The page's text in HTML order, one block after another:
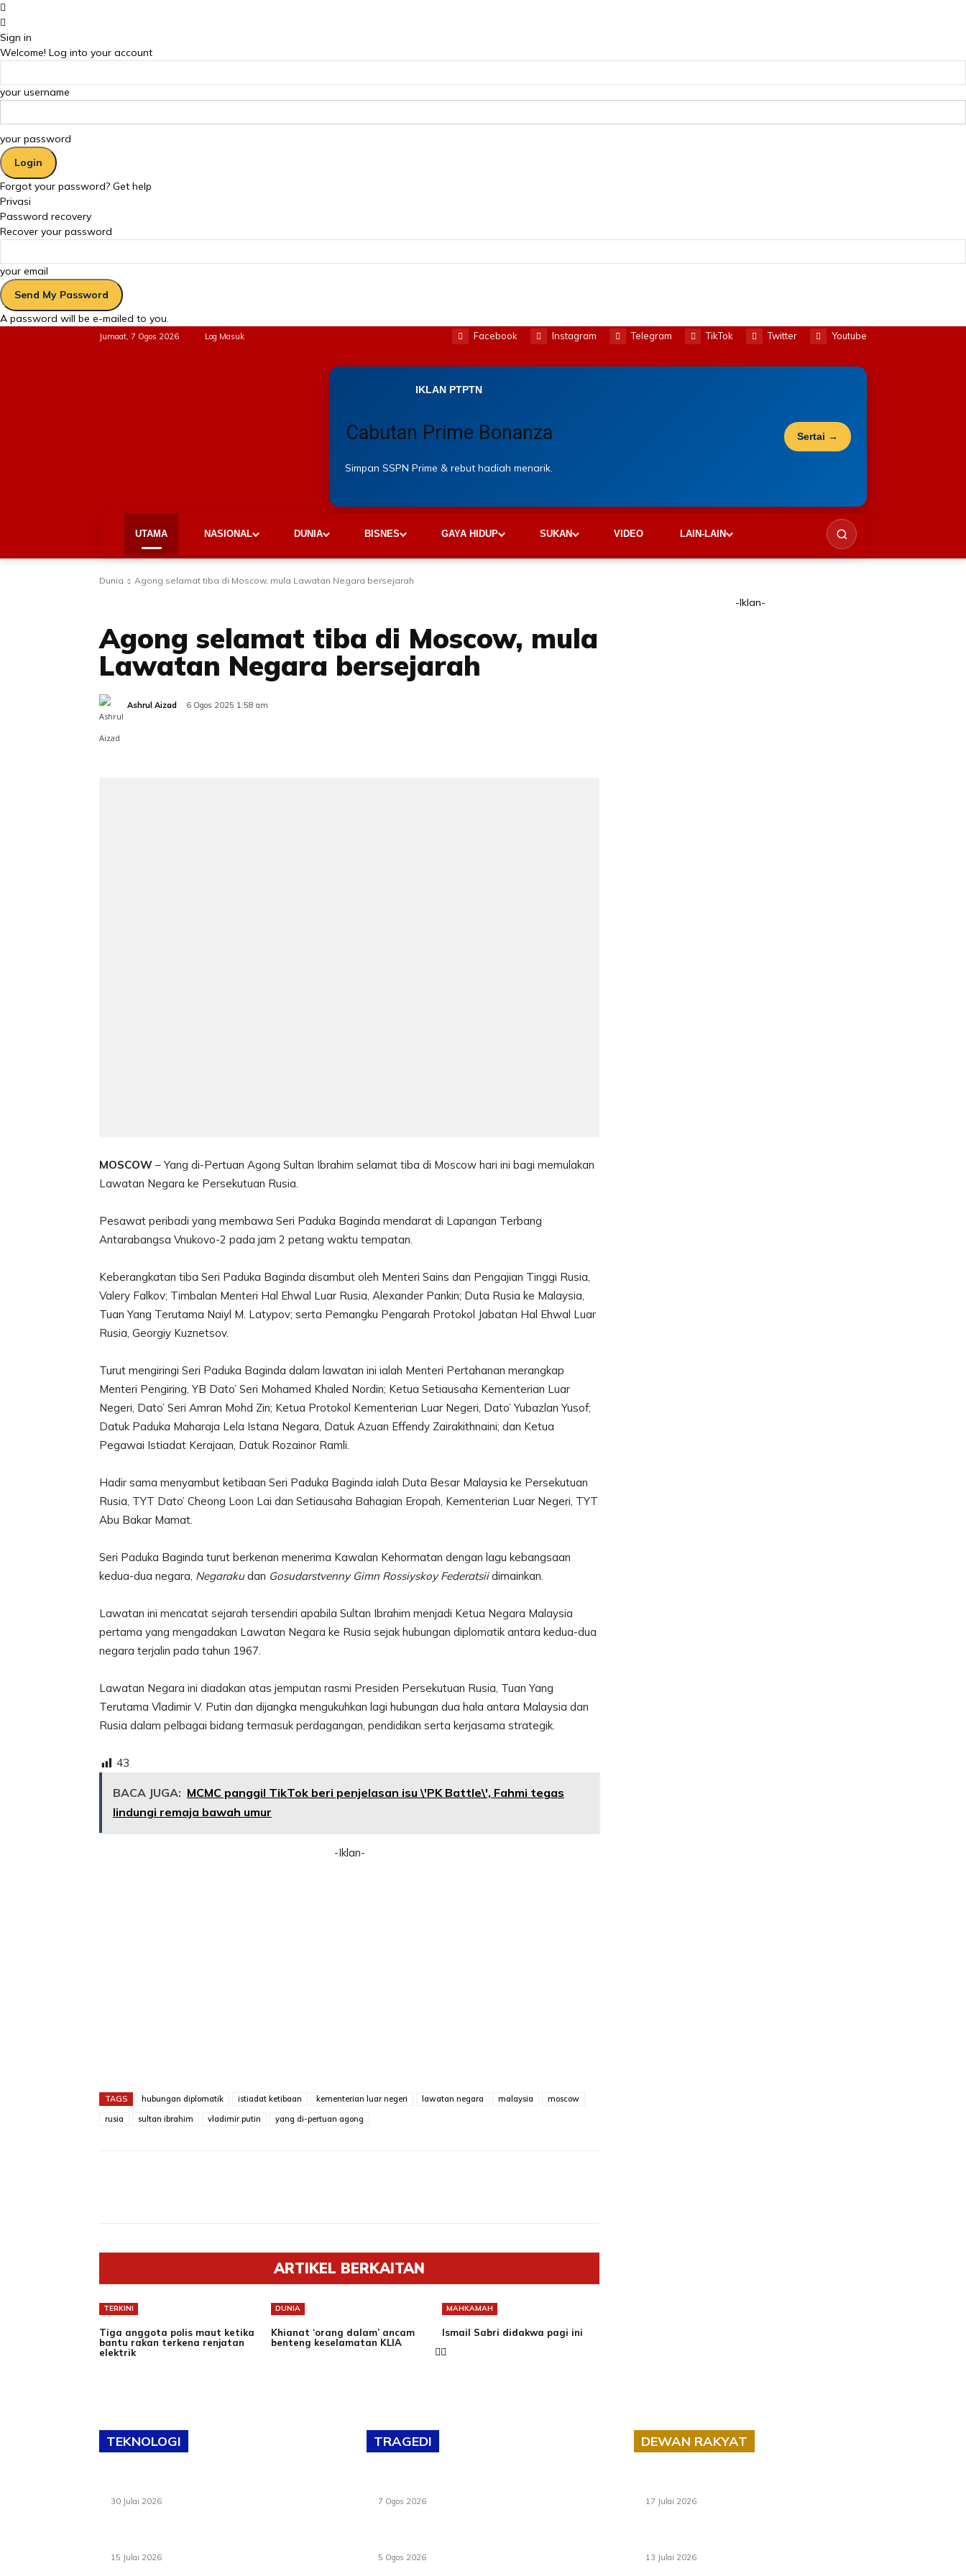
Sign in
Welcome! Log into your account
your username
your password
Forgot your password? Get help
Privasi
Password recovery
Recover your password
your email
A password will be e-mailed to you.
Jumaat, 7 Ogos 2026 Log Masuk Facebook Instagram Telegram TikTok Twitter Youtube
IKLAN PTPTN
Cabutan Prime Bonanza
Simpan SSPN Prime & rebut hadiah menarik.
Sertai →
UTAMA NASIONAL DUNIA BISNES GAYA HIDUP SUKAN VIDEO LAIN-LAIN
Dunia Agong selamat tiba di Moscow, mula Lawatan Negara bersejarah
Agong selamat tiba di Moscow, mula
Lawatan Negara bersejarah
Ashrul Aizad 6 Ogos 2025 1:58 am
MOSCOW – Yang di-Pertuan Agong Sultan Ibrahim selamat tiba di Moscow hari ini bagi memulakan
Lawatan Negara ke Persekutuan Rusia.
Pesawat peribadi yang membawa Seri Paduka Baginda mendarat di Lapangan Terbang
Antarabangsa Vnukovo-2 pada jam 2 petang waktu tempatan.
Keberangkatan tiba Seri Paduka Baginda disambut oleh Menteri Sains dan Pengajian Tinggi Rusia,
Valery Falkov; Timbalan Menteri Hal Ehwal Luar Rusia, Alexander Pankin; Duta Rusia ke Malaysia,
Tuan Yang Terutama Naiyl M. Latypov; serta Pemangku Pengarah Protokol Jabatan Hal Ehwal Luar
Rusia, Georgiy Kuznetsov.
Turut mengiringi Seri Paduka Baginda dalam lawatan ini ialah Menteri Pertahanan merangkap
Menteri Pengiring, YB Dato’ Seri Mohamed Khaled Nordin; Ketua Setiausaha Kementerian Luar
Negeri, Dato’ Seri Amran Mohd Zin; Ketua Protokol Kementerian Luar Negeri, Dato’ Yubazlan Yusof;
Datuk Paduka Maharaja Lela Istana Negara, Datuk Azuan Effendy Zairakithnaini; dan Ketua
Pegawai Istiadat Kerajaan, Datuk Rozainor Ramli.
Hadir sama menyambut ketibaan Seri Paduka Baginda ialah Duta Besar Malaysia ke Persekutuan
Rusia, TYT Dato’ Cheong Loon Lai dan Setiausaha Bahagian Eropah, Kementerian Luar Negeri, TYT
Abu Bakar Mamat.
Seri Paduka Baginda turut berkenan menerima Kawalan Kehormatan dengan lagu kebangsaan
kedua-dua negara, Negarakudan Gosudarstvenny Gimn Rossiyskoy Federatsiidimainkan.
Lawatan ini mencatat sejarah tersendiri apabila Sultan Ibrahim menjadi Ketua Negara Malaysia
pertama yang mengadakan Lawatan Negara ke Rusia sejak hubungan diplomatik antara kedua-dua
negara terjalin pada tahun 1967.
Lawatan Negara ini diadakan atas jemputan rasmi Presiden Persekutuan Rusia, Tuan Yang
Terutama Vladimir V. Putin dan dijangka mengukuhkan lagi hubungan dua hala antara Malaysia dan
Rusia dalam pelbagai bidang termasuk perdagangan, pendidikan serta kerjasama strategik.
43
BACA JUGA: MCMC panggil TikTok beri penjelasan isu \'PK Battle\', Fahmi tegas
lindungi remaja bawah umur
-Iklan-
TAGS hubungan diplomatik istiadat ketibaan kementerian luar negeri lawatan negara malaysia
moscow
rusia
sultan ibrahim vladimir putin yang di-pertuan agong
ARTIKEL BERKAITAN
TERKINI
Tiga anggota polis maut ketika
bantu rakan terkena renjatan
elektrik
DUNIA
Khianat ‘orang dalam’ ancam
benteng keselamatan KLIA
MAHKAMAH
Ismail Sabri didakwa pagi ini
-Iklan-
TEKNOLOGI
30 Julai 2026
15 Julai 2026
TRAGEDI
7 Ogos 2026
5 Ogos 2026
DEWAN RAKYAT
17 Julai 2026
13 Julai 2026